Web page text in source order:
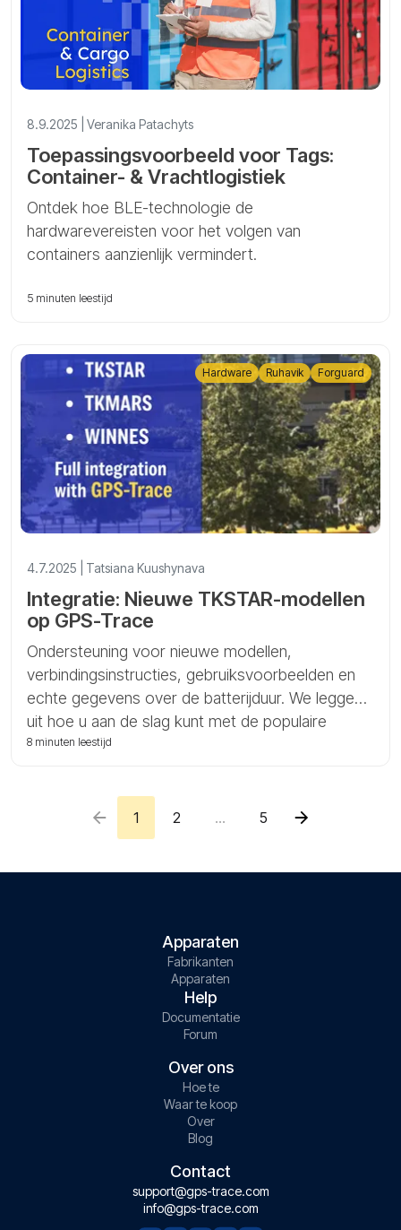
8.9.2025 | Veranika Patachyts
Toepassingsvoorbeeld voor Tags:
Container- & Vrachtlogistiek
Ontdek hoe BLE-technologie de
hardwarevereisten voor het volgen van
containers aanzienlijk vermindert.
5 minuten leestijd
4.7.2025 | Tatsiana Kuushynava
Integratie: Nieuwe TKSTAR-modellen
op GPS-Trace
Ondersteuning voor nieuwe modellen,
verbindingsinstructies, gebruiksvoorbeelden en
echte gegevens over de batterijduur. We leggen
uit hoe u aan de slag kunt met de populaire
TKSTAR-, TKMARS- en WINNES-apparaten in
Hardware Ruhavik Forguard
8 minuten leestijd
1 2 ... 5
Apparaten
Fabrikanten
Apparaten
Help
Documentatie
Forum
Over ons
Hoe te
Waar te koop
Over
Blog
Contact
support@gps-trace.com
info@gps-trace.com